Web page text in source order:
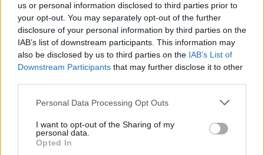
us or personal information disclosed to third parties prior to
your opt-out. You may separately opt-out of the further
disclosure of your personal information by third parties on the
IAB’s list of downstream participants. This information may
also be disclosed by us to third parties on the IAB’s List of
Downstream Participants that may further disclose it to other
Personal Data Processing Opt Outs
I want to opt-out of the Sharing of my
personal data.
Opted In